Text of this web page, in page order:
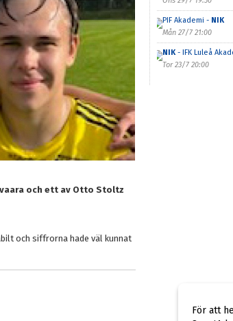
och ett av Otto Stoltz
och siffrorna hade väl kunnat
PIF Akademi - NIK
Mån 27/7 21:00
NIK- IFK Luleå
Tor 23/7 20:00
För att